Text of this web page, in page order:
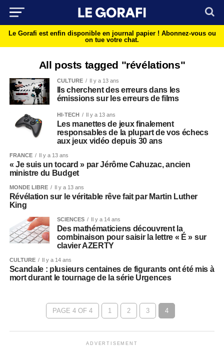
Le Gorafi est enfin disponible en journal papier ! Abonnez-vous ou
on tue votre chat.
All posts tagged "révélations"
CULTURE Il y a 13 ans
Ils cherchent des erreurs dans les
émissions sur les erreurs de films
HI-TECH Il y a 13 ans
Les manettes de jeux finalement
responsables de la plupart de vos échecs
aux jeux vidéo depuis 30 ans
FRANCE Il y a 13 ans
« Je suis un tocard » par Jérôme Cahuzac, ancien
ministre du Budget
MONDE LIBRE Il y a 13 ans
Révélation sur le véritable rêve fait par Martin Luther
King
SCIENCES Il y a 14 ans
Des mathématiciens découvrent la
combinaison pour saisir la lettre « É » sur
clavier AZERTY
CULTURE Il y a 14 ans
Scandale : plusieurs centaines de figurants ont été mis à
mort durant le tournage de la série Urgences
PAGE 4 OF 4 1 2 3 4
ADVERTISEMENT